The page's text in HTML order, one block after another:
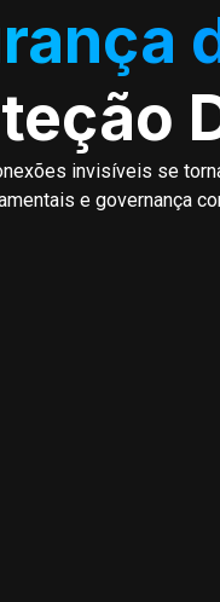
invisíveis se
e governança